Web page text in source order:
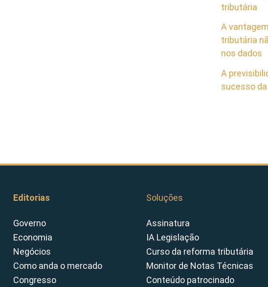
tributária
A
tributária
nos dados
A
sucesso
Editorias
Governo
Economia
Negócios
Como anda o mercado
Congresso
Soluções
Assinatura
IA Legislação
Curso da reforma tributária
Monitor de Notas Técnicas
Conteúdo patrocinado